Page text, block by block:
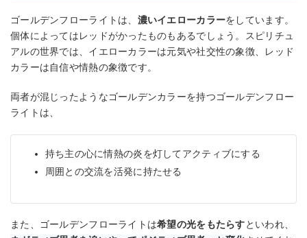
ゴールデンフローライトは、 濃いイエローカラーをしています。
個体によってはレッドがかったものもあるでしょう。スピリチュ
アルの世界では、イエローカラーは元気や社交性の象徴、レッド
カラーは自信や情熱の象徴です。
両者が混じったようなゴールデンカラーを持つゴールデンフロー
ライトは、
持ち主の心に情熱の炎を灯してアクティブにする
周囲との交流を活発に持たせる
また、ゴールデンフローライトは希望の光をもたらすといわれ、